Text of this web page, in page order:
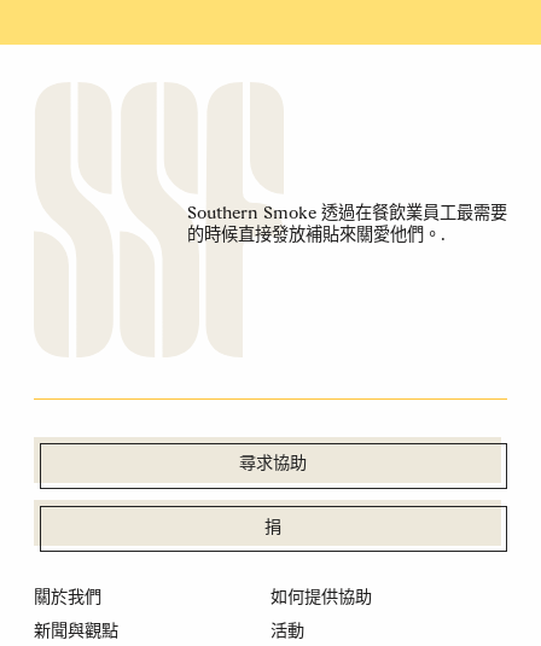
Southern Smoke 透過在餐飲業員工最需要
的時候直接發放補貼來關愛他們。.
尋求協助
捐
關於我們
新聞與觀點
如何提供協助
活動